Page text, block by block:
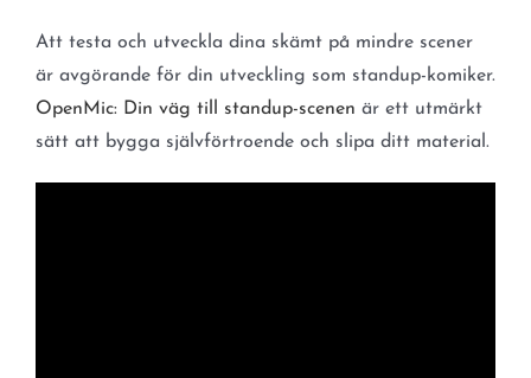
Att testa och utveckla dina skämt på mindre scener
är avgörande för din utveckling som standup-komiker.
OpenMic: Din väg till standup-scenen är ett utmärkt
sätt att bygga självförtroende och slipa ditt material.